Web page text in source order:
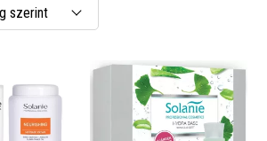
szerint